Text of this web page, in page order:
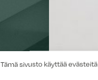
Tämä sivusto käyttää evästeitä